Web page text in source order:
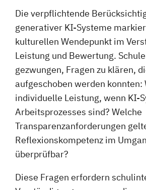
Die verpflichtende
generativer KI-Systeme
kulturellen Wendepunkt im
Leistung und Bewertung.
gezwungen, Fragen zu klären,
aufgeschoben werden konnten:
individuelle Leistung, wenn KI-
Arbeitsprozesses sind? Welche
Transparenzanforderungen
Reflexionskompetenz im
überprüfbar?
Diese Fragen erfordern